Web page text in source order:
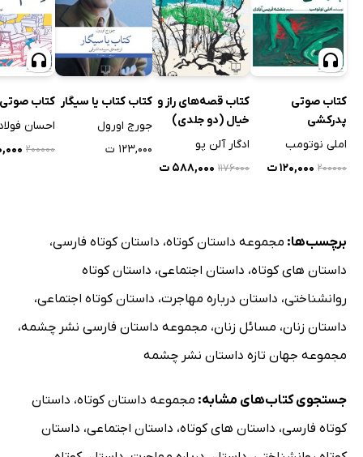
کتاب صوتی
پدرکشی
املی نوتومب
۲۰۰۰۰۰ ۱۲۰,۰۰۰ ت
کتاب قصه‌های راز و
خیال (دو جلدی)
ادگار آلن پو
۱۱۷۶۰۰۰ ۵۸۸,۰۰۰ ت
کتاب کتاب یا سیگار
جورج اورول
۱۲۳,۰۰۰ ت
کتاب
احسان
۲۰۰۰۰۰
برچسب‌ها: مجموعه داستان کوتاه، داستان کوتاه فارسی،
داستان های کوتاه، داستان اجتماعی، داستان کوتاه
روانشناختی، داستان درباره مهاجرت، داستان کوتاه اجتماعی،
داستان زنان، مسائل زنان، مجموعه داستان فارسی نشر چشمه،
مجموعه جهان تازه داستان نشر چشمه
جستجوی کتاب‌های مشابه: مجموعه داستان کوتاه، داستان
کوتاه فارسی، داستان های کوتاه، داستان اجتماعی، داستان